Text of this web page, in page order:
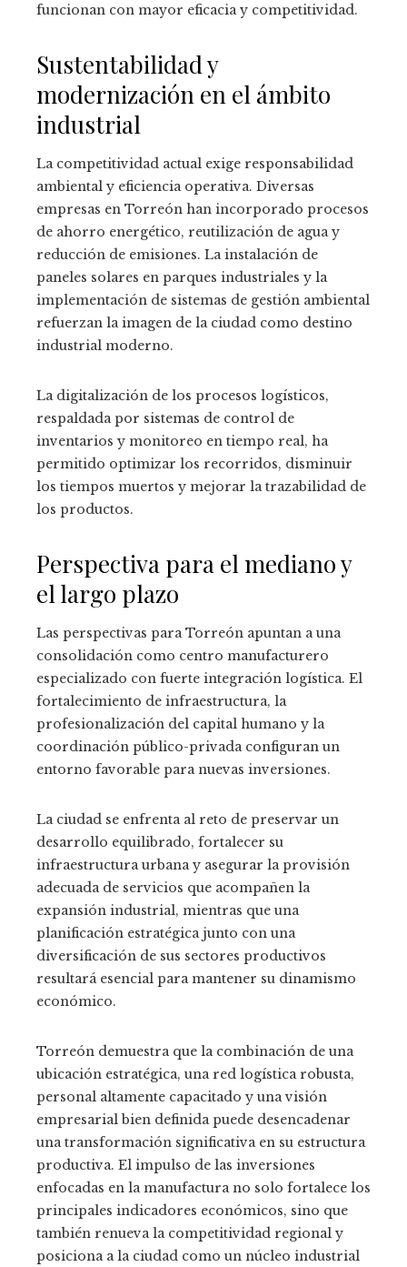
funcionan con mayor eficacia y competitividad.
Sustentabilidad y
modernización en el ámbito
industrial
La competitividad actual exige responsabilidad
ambiental y eficiencia operativa. Diversas
empresas en Torreón han incorporado procesos
de ahorro energético, reutilización de agua y
reducción de emisiones. La instalación de
paneles solares en parques industriales y la
implementación de sistemas de gestión ambiental
refuerzan la imagen de la ciudad como destino
industrial moderno.
La digitalización de los procesos logísticos,
respaldada por sistemas de control de
inventarios y monitoreo en tiempo real, ha
permitido optimizar los recorridos, disminuir
los tiempos muertos y mejorar la trazabilidad de
los productos.
Perspectiva para el mediano y
el largo plazo
Las perspectivas para Torreón apuntan a una
consolidación como centro manufacturero
especializado con fuerte integración logística. El
fortalecimiento de infraestructura, la
profesionalización del capital humano y la
coordinación público-privada configuran un
entorno favorable para nuevas inversiones.
La ciudad se enfrenta al reto de preservar un
desarrollo equilibrado, fortalecer su
infraestructura urbana y asegurar la provisión
adecuada de servicios que acompañen la
expansión industrial, mientras que una
planificación estratégica junto con una
diversificación de sus sectores productivos
resultará esencial para mantener su dinamismo
económico.
Torreón demuestra que la combinación de una
ubicación estratégica, una red logística robusta,
personal altamente capacitado y una visión
empresarial bien definida puede desencadenar
una transformación significativa en su estructura
productiva. El impulso de las inversiones
enfocadas en la manufactura no solo fortalece los
principales indicadores económicos, sino que
también renueva la competitividad regional y
posiciona a la ciudad como un núcleo industrial